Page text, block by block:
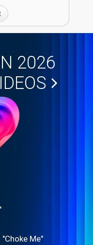
2026
Me"